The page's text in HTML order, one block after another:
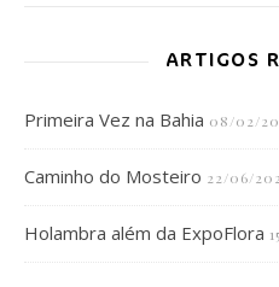
ARTIGOS
Primeira Vez na Bahia 08/02/
Caminho do Mosteiro 22/06/
Holambra além da ExpoFlora